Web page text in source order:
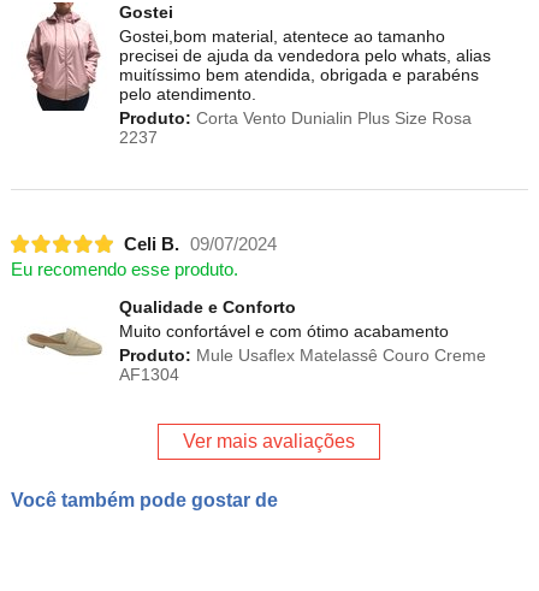
Gostei
Gostei,bom material, atentece ao tamanho
precisei de ajuda da vendedora pelo whats, alias
muitíssimo bem atendida, obrigada e parabéns
pelo atendimento.
Produto: Corta Vento Dunialin Plus Size Rosa
2237
Celi B. 09/07/2024
Eu recomendo esse produto.
Qualidade e Conforto
Muito confortável e com ótimo acabamento
Produto: Mule Usaflex Matelassê Couro Creme
AF1304
Ver mais avaliações
Você também pode gostar de